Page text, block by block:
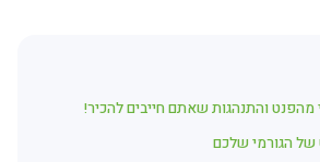
מהפנט והתנהגות שאתם חייבים להכיר!
הגורמי שלכם